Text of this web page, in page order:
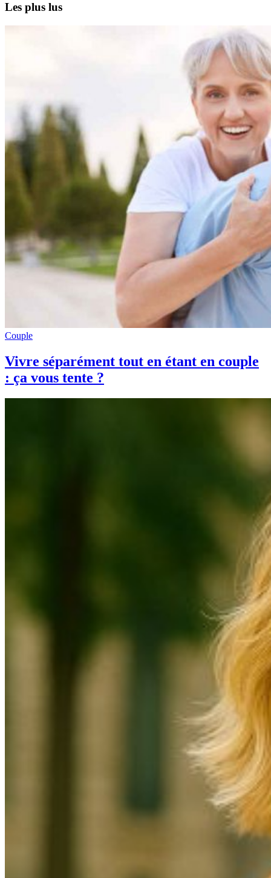
Les plus lus
Couple
Vivre séparément tout en étant en couple
: ça vous tente ?